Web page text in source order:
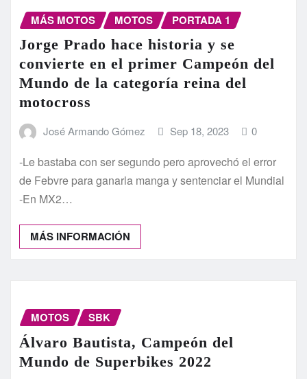
MÁS MOTOS MOTOS PORTADA 1
Jorge Prado hace historia y se
convierte en el primer Campeón del
Mundo de la categoría reina del
motocross
José Armando Gómez Sep 18, 2023 0
-Le bastaba con ser segundo pero aprovechó el error
de Febvre para ganarla manga y sentenciar el Mundial
-En MX2…
MÁS INFORMACIÓN
MOTOS SBK
Álvaro Bautista, Campeón del
Mundo de Superbikes 2022